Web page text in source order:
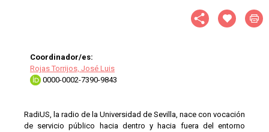
Coordinador/es:
Rojas Torrijos, José Luis
0000-0002-7390-9843
RadiUS, la radio de la Universidad de Sevilla, nace con vocación
de servicio público hacia dentro y hacia fuera del entorno